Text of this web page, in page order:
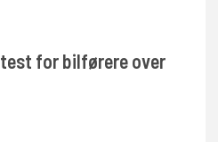
for bilførere over